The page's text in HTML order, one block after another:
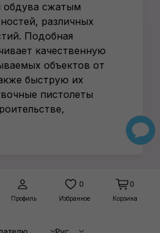
обдува сжатым
различных
Подобная
качественную
объектов от
быструю их
пистолеты
активно
Профиль
0
Избранное
0
Корзина